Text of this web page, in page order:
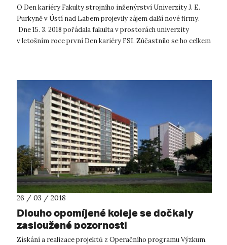
O Den kariéry Fakulty strojního inženýrství Univerzity J. E.
Purkyně v Ústí nad Labem projevily zájem další nové firmy.
Dne 15. 3. 2018 pořádala fakulta v prostorách univerzity
v letošním roce první Den kariéry FSI. Zúčastnilo se ho celkem
26 / 03 / 2018
Dlouho opomíjené koleje se dočkaly
zasloužené pozornosti
Získání a realizace projektů z Operačního programu Výzkum,